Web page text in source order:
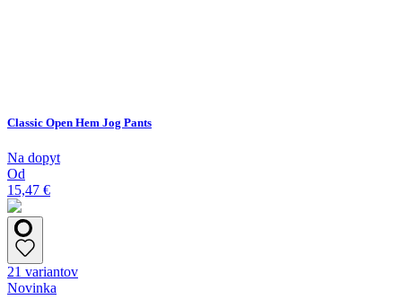
Classic Open Hem Jog Pants
Na dopyt
Od
15,47 €
21 variantov
Novinka